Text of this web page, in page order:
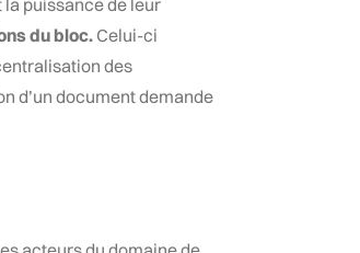
puissance de leur
du bloc.Celui-ci
des
d’un document demande